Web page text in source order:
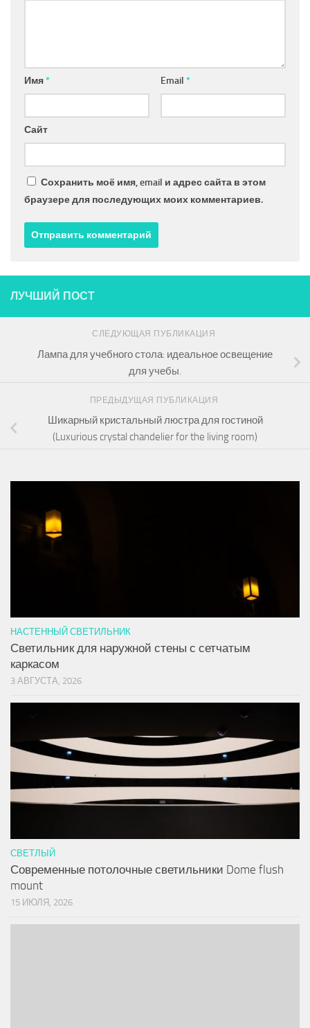
Имя* Email *
Сайт
Сохранить моё имя, email и адрес сайта в этом
браузере для последующих моих комментариев.
ЛУЧШИЙ ПОСТ
СЛЕДУЮЩАЯ ПУБЛИКАЦИЯ
Лампа для учебного стола: идеальное освещение
для учебы.
ПРЕДЫДУЩАЯ ПУБЛИКАЦИЯ
Шикарный кристальный люстра для гостиной
(Luxurious crystal chandelier for the living room)
НАСТЕННЫЙ СВЕТИЛЬНИК
Светильник для наружной стены с сетчатым
каркасом
3 АВГУСТА, 2026
СВЕТЛЫЙ
Современные потолочные светильники Dome flush
mount
15 ИЮЛЯ, 2026